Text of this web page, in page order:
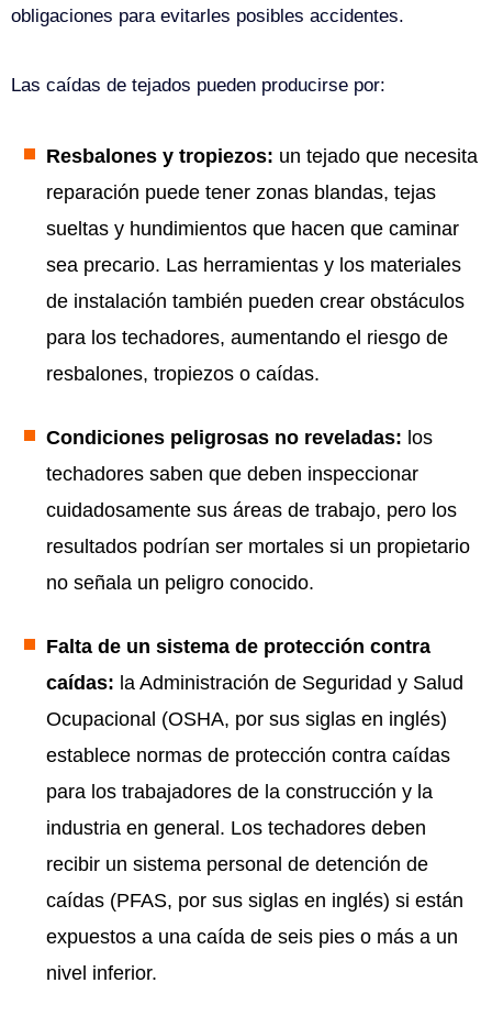
obligaciones para evitarles posibles accidentes.
Las caídas de tejados pueden producirse por:
Resbalones y tropiezos: un tejado que necesita
reparación puede tener zonas blandas, tejas
sueltas y hundimientos que hacen que caminar
sea precario. Las herramientas y los materiales
de instalación también pueden crear obstáculos
para los techadores, aumentando el riesgo de
resbalones, tropiezos o caídas.
Condiciones peligrosas no reveladas: los
techadores saben que deben inspeccionar
cuidadosamente sus áreas de trabajo, pero los
resultados podrían ser mortales si un propietario
no señala un peligro conocido.
Falta de un sistema de protección contra
caídas: la Administración de Seguridad y Salud
Ocupacional (OSHA, por sus siglas en inglés)
establece normas de protección contra caídas
para los trabajadores de la construcción y la
industria en general. Los techadores deben
recibir un sistema personal de detención de
caídas (PFAS, por sus siglas en inglés) si están
expuestos a una caída de seis pies o más a un
nivel inferior.